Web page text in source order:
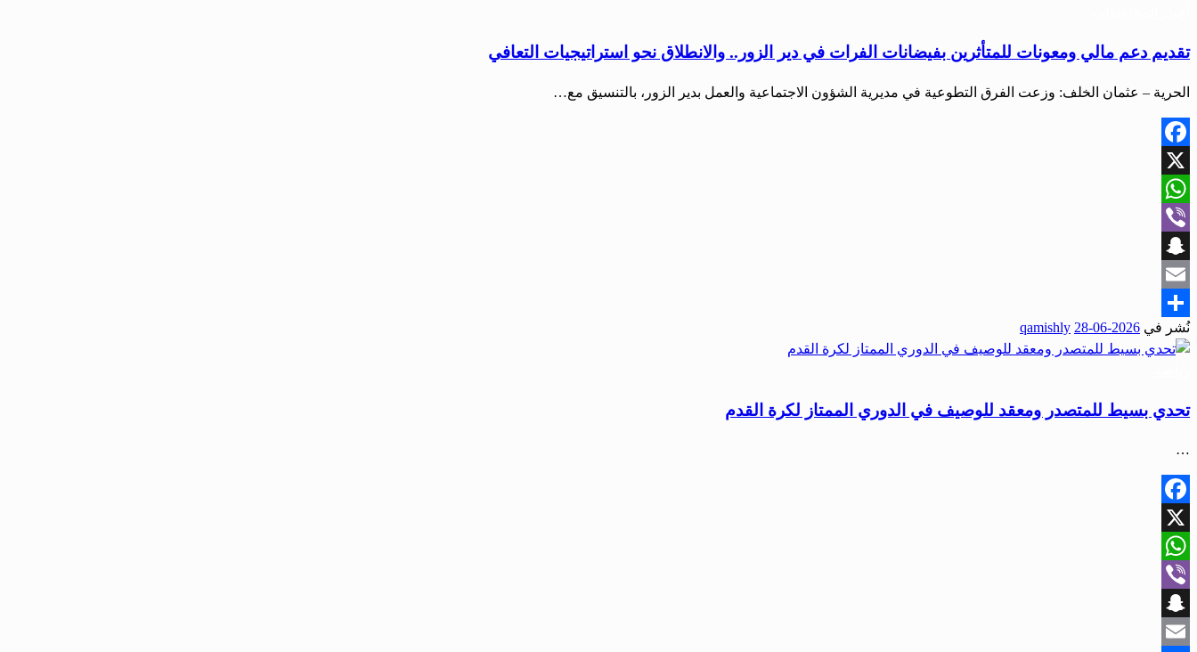
تقديم دعم مالي ومعونات للمتأثرين بفيضانات الفرات في دير الزور.. والانطلاق نحو استراتيجيات التعافي
الحرية – عثمان الخلف: وزعت الفرق التطوعية في مديرية الشؤون الاجتماعية والعمل بدير الزور، بالتنسيق مع…
Facebook
X
WhatsApp
Viber
Snapchat
Email
Share
نُشر في 2026-06-28
qamishly
تحدي بسيط للمتصدر ومعقد للوصيف في الدوري الممتاز لكرة القدم
…
Facebook
X
WhatsApp
Viber
Snapchat